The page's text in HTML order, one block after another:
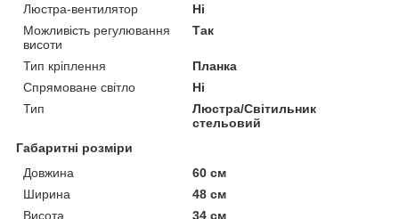
Люстра-вентилятор
Ні
Можливість регулювання
висоти
Так
Тип кріплення
Планка
Спрямоване світло
Ні
Тип
Люстра/Світильник
стельовий
Габаритні розміри
Довжина
60 см
Ширина
48 см
Висота
34 см